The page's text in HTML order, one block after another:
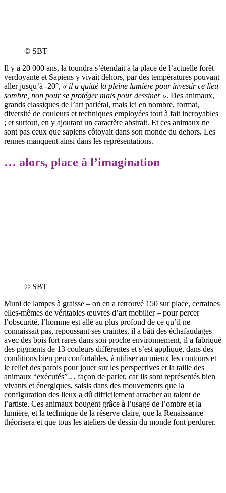
© SBT
Il y a 20 000 ans, la toundra s’étendait à la place de l’actuelle forêt
verdoyante et Sapiens y vivait dehors, par des températures pouvant
aller jusqu’à -20°, « il a quitté la pleine lumière pour investir ce lieu
sombre, non pour se protéger mais pour dessiner ». Des animaux,
grands classiques de l’art pariétal, mais ici en nombre, format,
diversité de couleurs et techniques employées tout à fait incroyables
; et surtout, en y ajoutant un caractère abstrait. Et ces animaux ne
sont pas ceux que sapiens côtoyait dans son monde du dehors. Les
rennes manquent ainsi dans les représentations.
… alors, place à l’imagination
© SBT
Muni de lampes à graisse – on en a retrouvé 150 sur place, certaines
elles-mêmes de véritables œuvres d’art mobilier – pour percer
l’obscurité, l’homme est allé au plus profond de ce qu’il ne
connaissait pas, repoussant ses craintes, il a bâti des échafaudages
avec des bois fort rares dans son proche environnement, il a fabriqué
des pigments de 13 couleurs différentes et s’est appliqué, dans des
conditions bien peu confortables, à utiliser au mieux les contours et
le relief des parois pour jouer sur les perspectives et la taille des
animaux “exécutés”… façon de parler, car ils sont représentés bien
vivants et énergiques, saisis dans des mouvements que la
configuration des lieux a dû difficilement arracher au talent de
l’artiste. Ces animaux bougent grâce à l’usage de l’ombre et la
lumière, et la technique de la réserve claire, que la Renaissance
théorisera et que tous les ateliers de dessin du monde font perdurer.